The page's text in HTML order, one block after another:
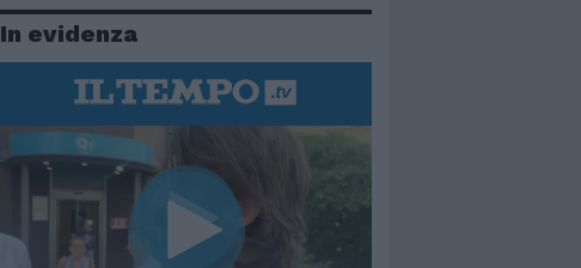
In evidenza